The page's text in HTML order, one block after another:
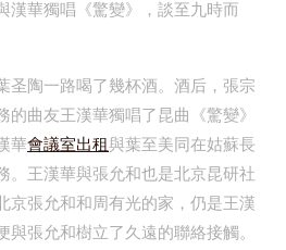
漢華獨唱《驚變》，談至九時而
圣陶一路喝了幾杯酒。酒后，張宗
曲友王漢華獨唱了昆曲《驚變》
華會議室出租與葉至美同在姑蘇長
。王漢華與張允和也是北京昆研社
京張允和和周有光的家，仍是王漢
張允和樹立了久遠的聯絡接觸。